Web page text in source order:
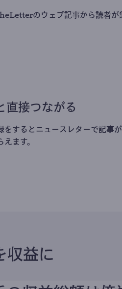
のウェブ記事から読者が
直接つながる
をするとニュースレターで記事
ます。
収益に